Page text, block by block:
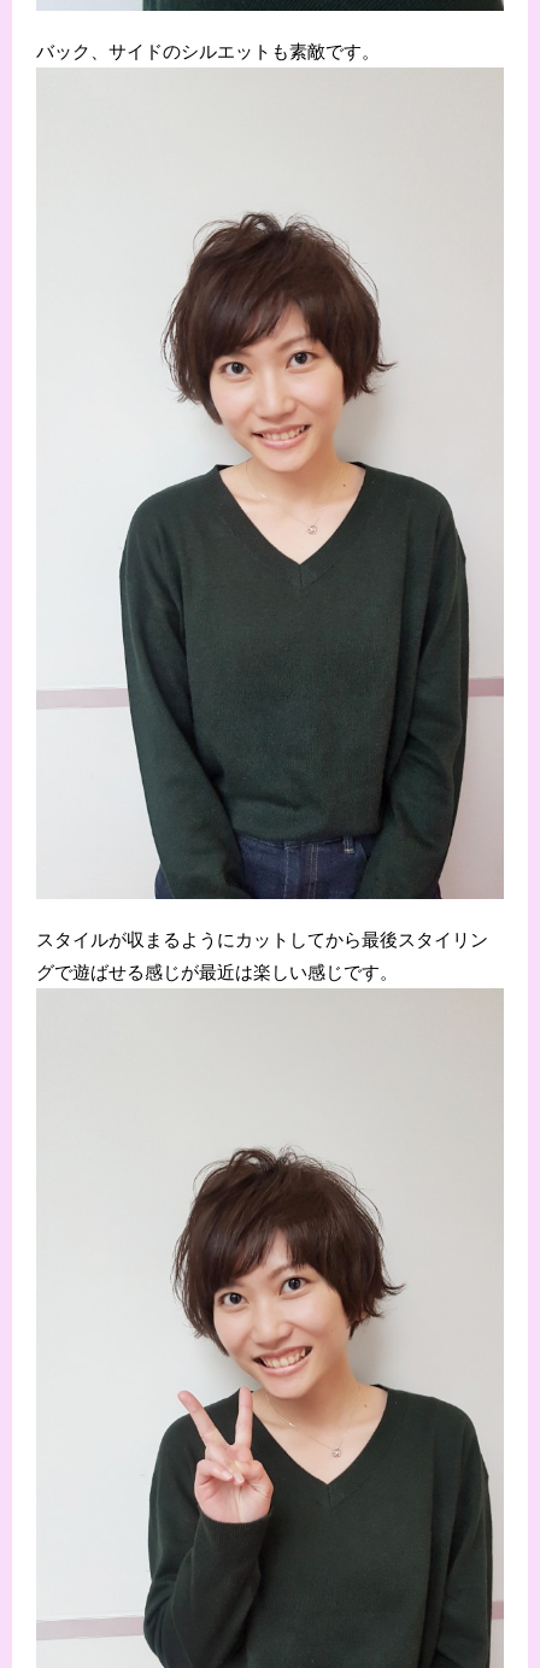
バック、サイドのシルエットも素敵です。
スタイルが収まるようにカットしてから最後スタイリン
グで遊ばせる感じが最近は楽しい感じです。